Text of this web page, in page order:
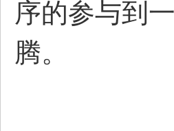
序的参与到
腾。